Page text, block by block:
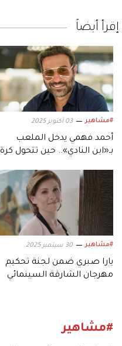
إقرأ أيضاً
#مشاهير 03 أكتوبر 2025
أحمد فهمي يدخل الملعب
بـ«ابن النادي».. حين تتحول كرة
#مشاهير 30 سبتمبر 2025
يارا صبري ضمن لجنة تحكيم
مهرجان الشارقة السينمائي
#مشاهير